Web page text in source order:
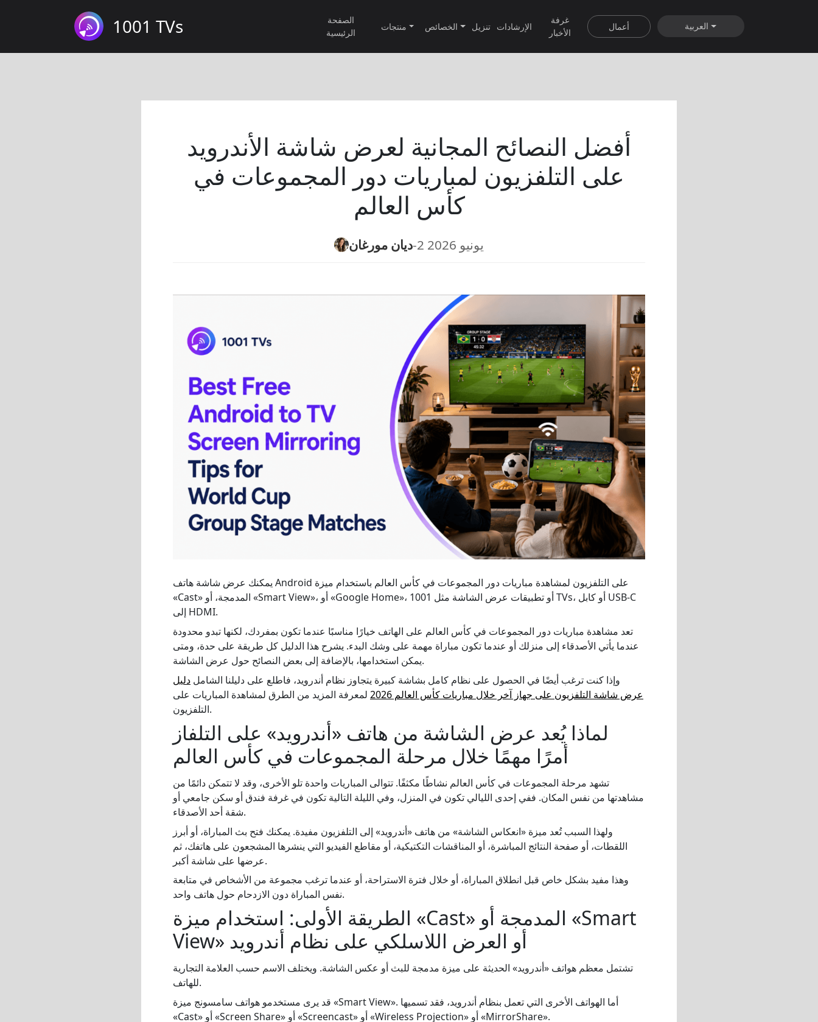
1001 TVs
الصفحة
الرئيسية
منتجات الخصائص تنزيل الإرشادات
غرفة
الأخبار
أعمال العربية
أفضل النصائح المجانية لعرض شاشة الأندرويد
على التلفزيون لمباريات دور المجموعات في
كأس العالم
ديان مورغان- 2 يونيو 2026
يمكنك عرض شاشة هاتف Android على التلفزيون لمشاهدة مباريات دور المجموعات في كأس العالم باستخدام ميزة
«Cast» المدمجة، أو «Smart View»، أو «Google Home»، أو تطبيقات عرض الشاشة مثل 1001 TVs، أو كابل USB-C
إلى HDMI.
تعد مشاهدة مباريات دور المجموعات في كأس العالم على الهاتف خيارًا مناسبًا عندما تكون بمفردك، لكنها تبدو محدودة
عندما يأتي الأصدقاء إلى منزلك أو عندما تكون مباراة مهمة على وشك البدء. يشرح هذا الدليل كل طريقة على حدة، ومتى
يمكن استخدامها، بالإضافة إلى بعض النصائح حول عرض الشاشة.
وإذا كنت ترغب أيضًا في الحصول على نظام كامل بشاشة كبيرة يتجاوز نظام أندرويد، فاطلع على دليلنا الشامل دليل
عرض شاشة التلفزيون على جهاز آخر خلال مباريات كأس العالم 2026
لمعرفة المزيد من الطرق لمشاهدة المباريات على
التلفزيون.
لماذا يُعد عرض الشاشة من هاتف «أندرويد» على التلفاز
أمرًا مهمًا خلال مرحلة المجموعات في كأس العالم
تشهد مرحلة المجموعات في كأس العالم نشاطًا مكثفًا. تتوالى المباريات واحدة تلو الأخرى، وقد لا تتمكن دائمًا من
مشاهدتها من نفس المكان. ففي إحدى الليالي تكون في المنزل، وفي الليلة التالية تكون في غرفة فندق أو سكن جامعي أو
شقة أحد الأصدقاء.
ولهذا السبب تُعد ميزة «انعكاس الشاشة» من هاتف «أندرويد» إلى التلفزيون مفيدة. يمكنك فتح بث المباراة، أو أبرز
اللقطات، أو صفحة النتائج المباشرة، أو المناقشات التكتيكية، أو مقاطع الفيديو التي ينشرها المشجعون على هاتفك، ثم
عرضها على شاشة أكبر.
وهذا مفيد بشكل خاص قبل انطلاق المباراة، أو خلال فترة الاستراحة، أو عندما ترغب مجموعة من الأشخاص في متابعة
نفس المباراة دون الازدحام حول هاتف واحد.
الطريقة الأولى: استخدام ميزة «Cast» المدمجة أو «Smart
View» أو العرض اللاسلكي على نظام أندرويد
تشتمل معظم هواتف «أندرويد» الحديثة على ميزة مدمجة للبث أو عكس الشاشة. ويختلف الاسم حسب العلامة التجارية
للهاتف.
قد يرى مستخدمو هواتف سامسونج ميزة «Smart View». أما الهواتف الأخرى التي تعمل بنظام أندرويد، فقد تسميها
«Cast» أو «Screen Share» أو «Screencast» أو «Wireless Projection» أو «MirrorShare».